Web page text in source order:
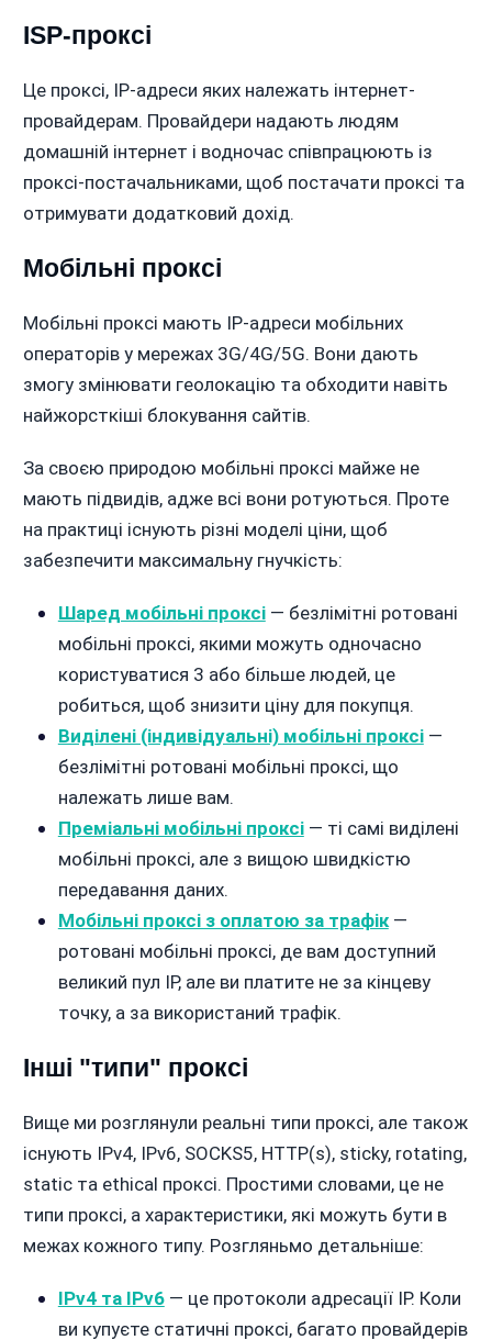
ISP-проксі
Це проксі, IP-адреси яких належать інтернет-
провайдерам. Провайдери надають людям
домашній інтернет і водночас співпрацюють із
проксі-постачальниками, щоб постачати проксі та
отримувати додатковий дохід.
Мобільні проксі
Мобільні проксі мають IP-адреси мобільних
операторів у мережах 3G/4G/5G. Вони дають
змогу змінювати геолокацію та обходити навіть
найжорсткіші блокування сайтів.
За своєю природою мобільні проксі майже не
мають підвидів, адже всі вони ротуються. Проте
на практиці існують різні моделі ціни, щоб
забезпечити максимальну гнучкість:
Шаред мобільні проксі— безлімітні ротовані
мобільні проксі, якими можуть одночасно
користуватися 3 або більше людей, це
робиться, щоб знизити ціну для покупця.
Виділені (індивідуальні) мобільні проксі—
безлімітні ротовані мобільні проксі, що
належать лише вам.
Преміальні мобільні проксі— ті самі виділені
мобільні проксі, але з вищою швидкістю
передавання даних.
Мобільні проксі з оплатою за трафік—
ротовані мобільні проксі, де вам доступний
великий пул IP, але ви платите не за кінцеву
точку, а за використаний трафік.
Інші "типи" проксі
Вище ми розглянули реальні типи проксі, але також
існують IPv4, IPv6, SOCKS5, HTTP(s), sticky, rotating,
static та ethical проксі. Простими словами, це не
типи проксі, а характеристики, які можуть бути в
межах кожного типу. Розгляньмо детальніше:
IPv4 та IPv6— це протоколи адресації IP. Коли
ви купуєте статичні проксі, багато провайдерів